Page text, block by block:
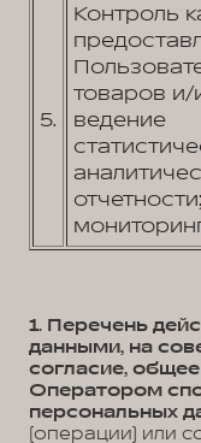
5.
Контроль
товаров и/
ведение
отчетности;
1. Перечень
данными, на
согласие,
Оператором
персональных
(операции) или